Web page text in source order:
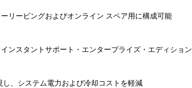
リービングおよびオンライン スペア用に構成可能
ンスタントサポート・エンタープライズ・エディション
、システム電力および冷却コストを軽減